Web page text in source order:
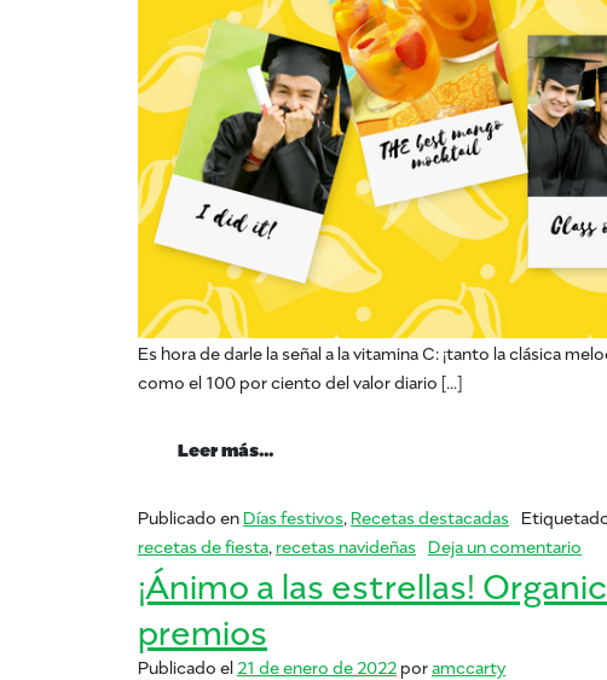
Es hora de darle la señal a la vitamina C: ¡tanto la clásica
como el 100 por ciento del valor diario […]
Leer más…
Publicado enDías festivos, Recetas destacadas
recetas de fiesta, recetas navideñas Deja un comentario
¡Ánimo a las estrellas!
premios
Publicado el 21 de enero de 2022poramccarty